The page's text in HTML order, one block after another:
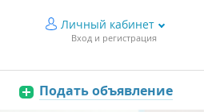
Личный кабинет
Вход и регистрация
Подать объявление